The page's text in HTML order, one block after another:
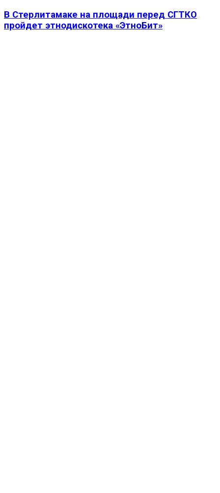
В Стерлитамаке на площади перед СГТКО
пройдет этнодискотека «ЭтноБит»